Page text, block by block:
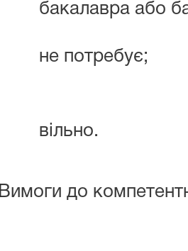
бакалавра або
не потребує;
вільно.
Вимоги до